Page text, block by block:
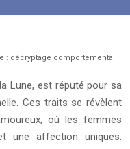
: décryptage comportemental
Lune, est réputé pour sa
Ces traits se révèlent
où les femmes
une affection uniques.